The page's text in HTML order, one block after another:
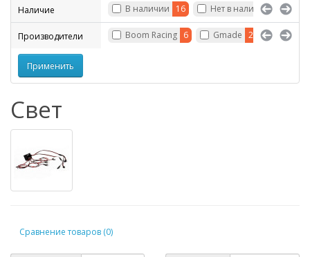
Наличие В наличии 16 Нет в наличии 14
Производители Boom Racing 6 Gmade 2 INTEGY
Свет
Сравнение товаров (0)